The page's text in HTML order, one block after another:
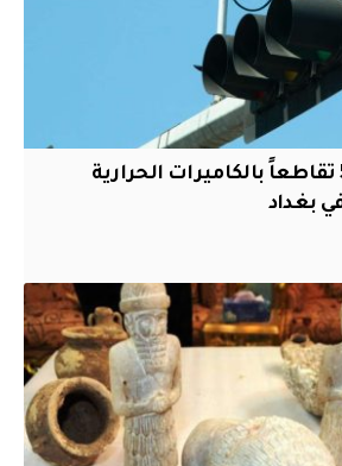
المرور: تجهيز 50 تقاطعاً بالكاميرات الحرارية